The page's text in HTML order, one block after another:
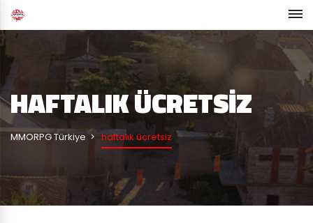
HAFTALIK ÜCRETSIZ
MMORPG Türkiye haftalık ücretsiz